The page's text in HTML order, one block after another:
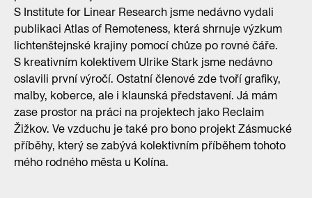
S Institute for Linear Research jsme nedávno vydali
publikaci Atlas of Remoteness, která shrnuje výzkum
lichtenštejnské krajiny pomocí chůze po rovné čáře.
S kreativním kolektivem Ulrike Stark jsme nedávno
oslavili první výročí. Ostatní členové zde tvoří grafiky,
malby, koberce, ale i klaunská představení. Já mám
zase prostor na práci na projektech jako Reclaim
Žižkov. Ve vzduchu je také pro bono projekt Zásmucké
příběhy, který se zabývá kolektivním příběhem tohoto
mého rodného města u Kolína.